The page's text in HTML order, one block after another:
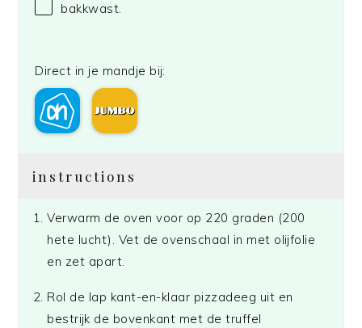
bakkwast.
Direct in je mandje bij:
instructions
Verwarm de oven voor op 220 graden (200
hete lucht). Vet de ovenschaal in met olijfolie
en zet apart.
Rol de lap kant-en-klaar pizzadeeg uit en
bestrijk de bovenkant met de truffel